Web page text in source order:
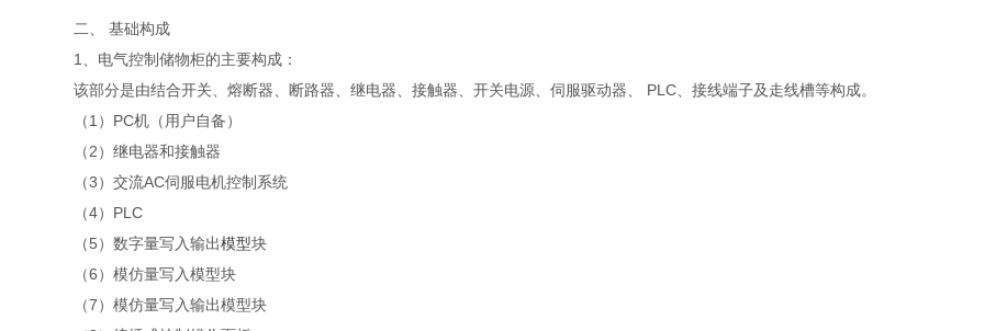
二、 基础构成
1、电气控制储物柜的主要构成：
该部分是由结合开关、熔断器、断路器、继电器、接触器、开关电源、伺服驱动器、 PLC、接线端子及走线槽等构成。
（1）PC机（用户自备）
（2）继电器和接触器
（3）交流AC伺服电机控制系统
（4）PLC
（5）数字量写入输出模型块
（6）模仿量写入模型块
（7）模仿量写入输出模型块